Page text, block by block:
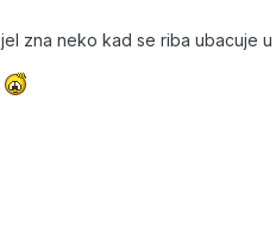
jel zna neko kad se riba ubacuje